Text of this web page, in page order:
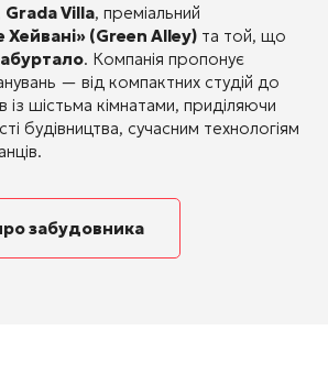
Grada Villa, преміальний
(Green Alley) та той, що
. Компанія пропонує
— від компактних студій до
із шістьма кімнатами, приділяючи
будівництва, сучасним технологіям
забудовника